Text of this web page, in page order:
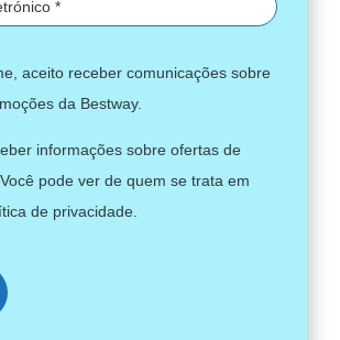
aceito receber comunicações sobre
da Bestway.
informações sobre ofertas de
pode ver de quem se trata em
de privacidade.